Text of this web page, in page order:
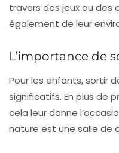
travers des jeux ou des
également de leur
L’importance de
Pour les enfants, sortir
significatifs. En plus de
cela leur donne
nature est une salle de